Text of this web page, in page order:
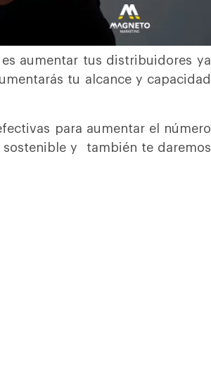
aumentar tus distribuidores ya
tu alcance y capacidad
para aumentar el número
y también te daremos